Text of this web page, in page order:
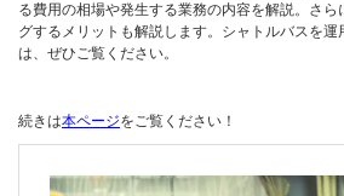
る費用の相場や発生する業務の内容を解説。さら
グするメリットも解説します。シャトルバスを
は、ぜひご覧ください。
続きは本ページをご覧ください！